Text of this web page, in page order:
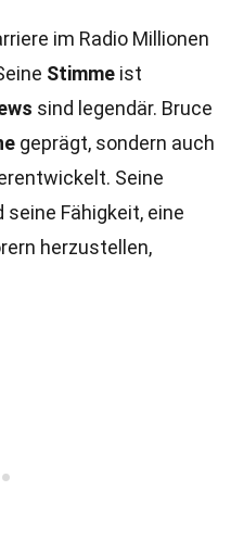
im Radio Millionen
Stimme ist
sind legendär. Bruce
geprägt, sondern auch
Seine
seine Fähigkeit, eine
herzustellen,